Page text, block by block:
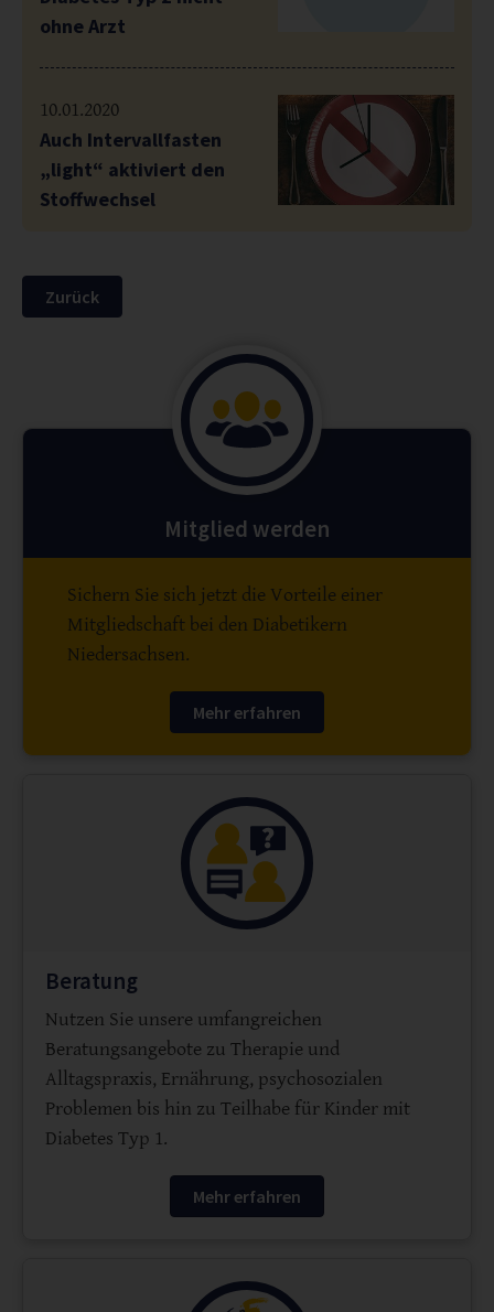
ohne Arzt
10.01.2020
Auch Intervallfasten
„light“ aktiviert den
Stoffwechsel
Zurück
Mitglied werden
Sichern Sie sich jetzt die Vorteile einer
Mitgliedschaft bei den Diabetikern
Niedersachsen.
Mehr erfahren
Beratung
Nutzen Sie unsere umfangreichen
Beratungsangebote zu Therapie und
Alltagspraxis, Ernährung, psychosozialen
Problemen bis hin zu Teilhabe für Kinder mit
Diabetes Typ 1.
Mehr erfahren